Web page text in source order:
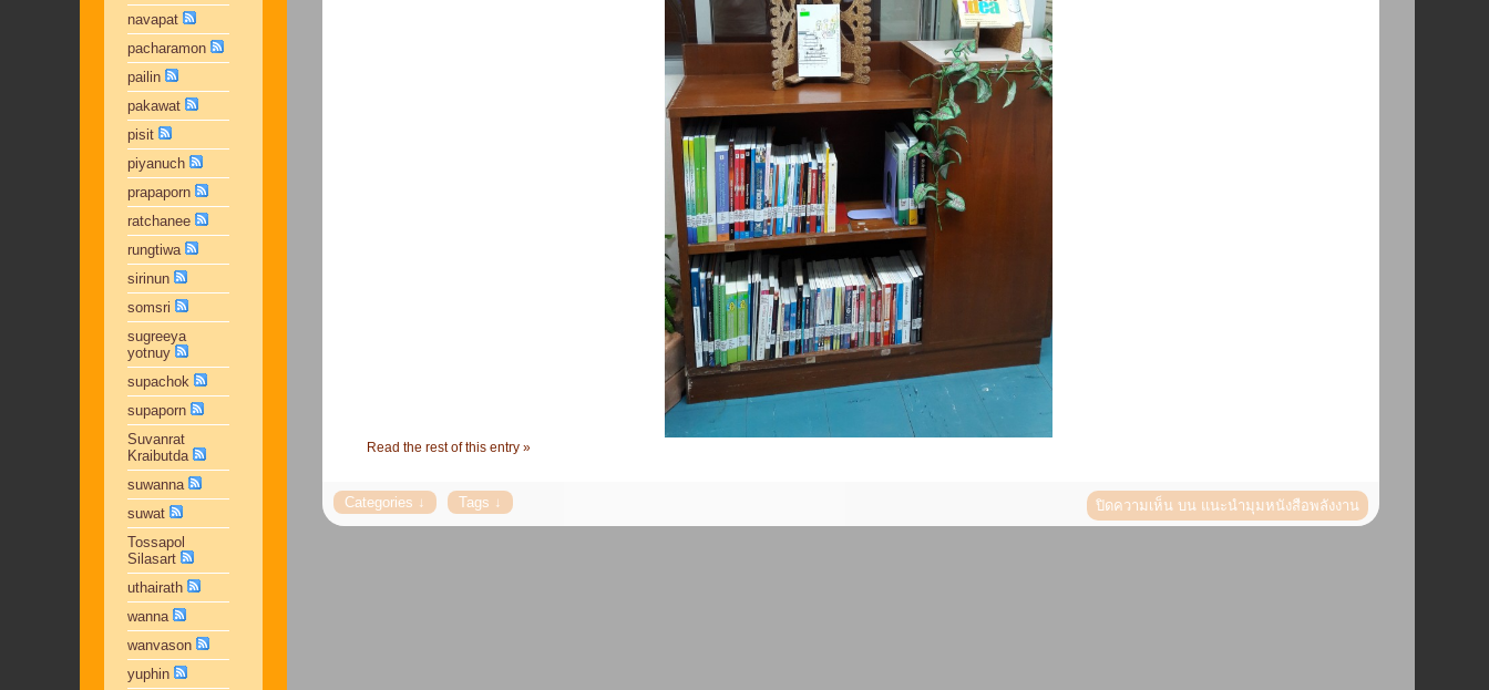
navapat
pacharamon
pailin
pakawat
pisit
piyanuch
prapaporn
ratchanee
rungtiwa
sirinun
somsri
sugreeya
yotnuy
supachok
supaporn
Suvanrat
Kraibutda
suwanna
suwat
Tossapol
Silasart
uthairath
wanna
wanvason
yuphin
Read the rest of this entry »
ปิดความเห็น บน แนะนำมุมหนังสือพลังงาน